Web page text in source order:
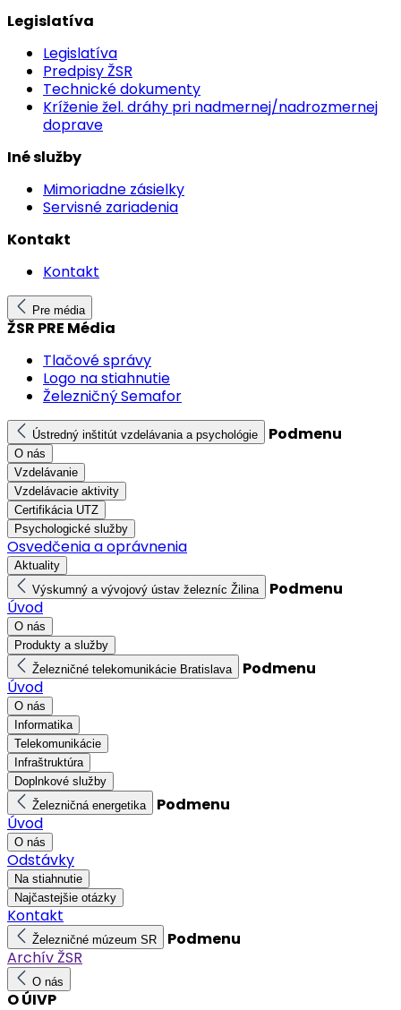
Legislatíva
Legislatíva
Predpisy ŽSR
Technické dokumenty
Kríženie žel. dráhy pri nadmernej/nadrozmernej
doprave
Iné služby
Mimoriadne zásielky
Servisné zariadenia
Kontakt
Kontakt
Pre média
ŽSR PRE Média
Tlačové správy
Logo na stiahnutie
Železničný Semafor
Ústredný inštitút vzdelávania a psychológie Podmenu
O nás
Vzdelávanie
Vzdelávacie aktivity
Certifikácia UTZ
Psychologické služby
Osvedčenia a oprávnenia
Aktuality
Výskumný a vývojový ústav železníc Žilina
Podmenu
Úvod
O nás
Produkty a služby
Železničné telekomunikácie Bratislava
Podmenu
Úvod
O nás
Informatika
Telekomunikácie
Infraštruktúra
Doplnkové služby
Železničná energetika
Podmenu
Úvod
O nás
Odstávky
Na stiahnutie
Najčastejšie otázky
Kontakt
Železničné múzeum SR
Podmenu
Archív ŽSR
O nás
O ÚIVP